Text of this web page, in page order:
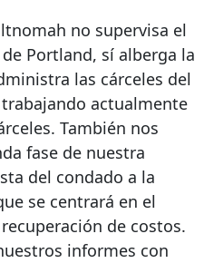
no supervisa el
Portland, sí alberga la
las cárceles del
actualmente
También nos
fase de nuestra
del condado a la
se centrará en el
de costos.
informes con